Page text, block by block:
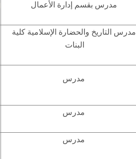
مدرس بقسم إدارة الأعمال
مدرس التاريخ والحضارة الإسلامية كلية
البنات
مدرس
مدرس
مدرس